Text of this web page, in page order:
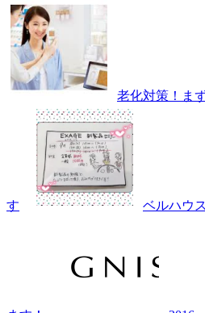
老化対策！ま
す ベルハウ